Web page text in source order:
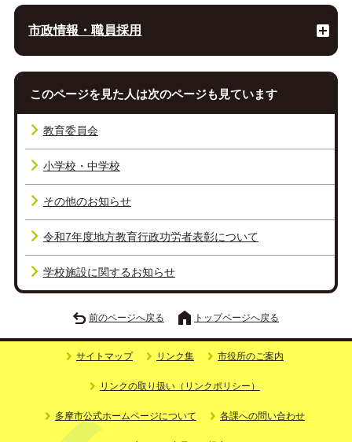
市政情報・職員採用
このページを見た人は次のページも見ています
教育委員会
小学校・中学校
その他のお知らせ
令和7年度地方教育行政功労者表彰について
学校施設に関するお知らせ
前のページへ戻る トップページへ戻る
サイトマップ リンク集 市役所のご案内
リンクの取り扱い（リンクポリシー）
多摩市公式ホームページについて 各課への問い合わせ